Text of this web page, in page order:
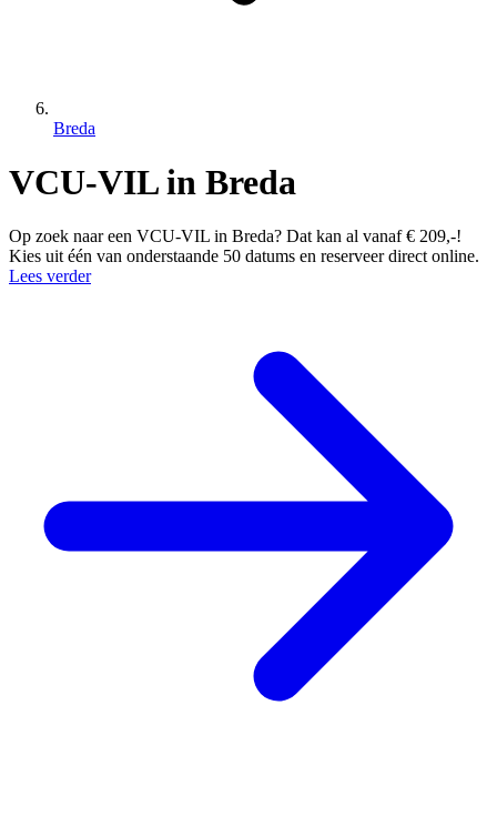
Breda
VCU-VIL in Breda
Op zoek naar een VCU-VIL in Breda? Dat kan al vanaf € 209,-!
Kies uit één van onderstaande 50 datums en reserveer direct online.
Lees verder